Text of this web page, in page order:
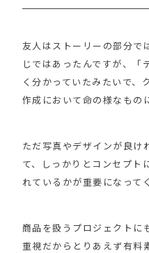
友人はストーリーの部分で
じではあったんですが、「
く分かっていたみたいで、
作成において命の様なもの
ただ写真やデザインが良け
て、しっかりとコンセプト
れているかが重要になって
商品を扱うプロジェクトに
重視だからとりあえず有料